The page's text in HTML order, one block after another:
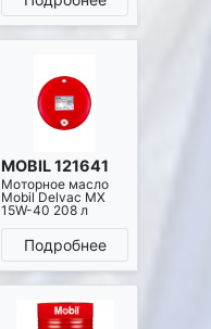
MOBIL 121641
Моторное масло
Mobil Delvac MX
15W-40 208 л
Подробнее